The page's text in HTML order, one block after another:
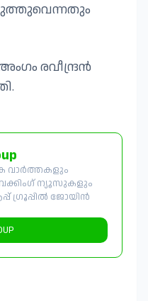
രവീന്ദ്രൻ
വാർത്തകളും
ന്യൂസുകളും
ഗ്രൂപ്പിൽ ജോയിൻ